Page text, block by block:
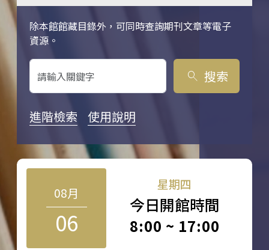
除本館館藏目錄外，可同時查詢期刊文章等電子
資源。
關鍵字搜尋
search 搜索
進階檢索 使用說明
08月
06
星期四
今日開館時間
8:00 ~ 17:00